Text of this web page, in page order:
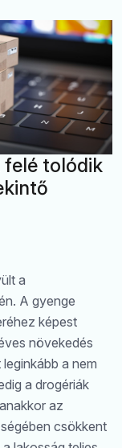
felé tolódik
a
A gyenge
képest
növekedés
a nem
a drogériák
az
csökkent